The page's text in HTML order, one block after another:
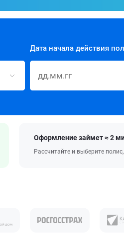
Дата начала действия
Оформление займет ≈ 2
Рассчитайте и выберите